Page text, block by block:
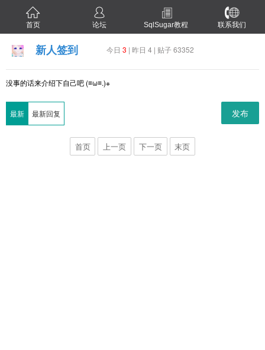
首页 论坛 SqlSugar教程 联系我们
新人签到 今日 3 | 昨日 4 | 贴子 63352
没事的话来介绍下自己吧 (≡ω≡.)※
最新 最新回复 发布
首页 上一页 下一页 末页